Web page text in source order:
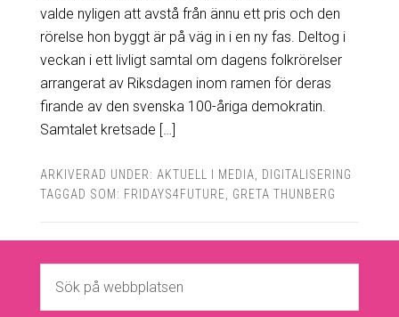
valde nyligen att avstå från ännu ett pris och den
rörelse hon byggt är på väg in i en ny fas. Deltog i
veckan i ett livligt samtal om dagens folkrörelser
arrangerat av Riksdagen inom ramen för deras
firande av den svenska 100-åriga demokratin.
Samtalet kretsade […]
ARKIVERAD UNDER: AKTUELL I MEDIA
DIGITALISERING
TAGGAD SOM: FRIDAYS4FUTURE GRETA THUNBERG